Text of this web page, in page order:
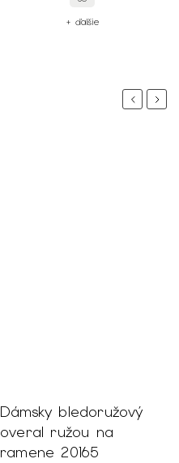
+ ďalšie
Previous
Dámsky bledoružový
overal ružou na
ramene 20165
Next